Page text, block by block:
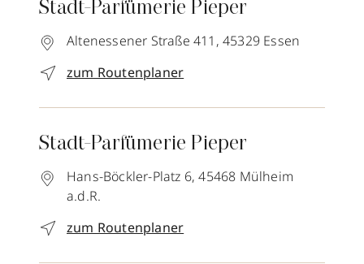
Stadt-Parfümerie Pieper
Altenessener Straße 411, 45329 Essen
zum Routenplaner
Stadt-Parfümerie Pieper
Hans-Böckler-Platz 6, 45468 Mülheim
a.d.R.
zum Routenplaner